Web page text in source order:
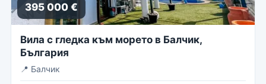
395 000 €
Вила с гледка към морето в Балчик,
България
📍 Балчик